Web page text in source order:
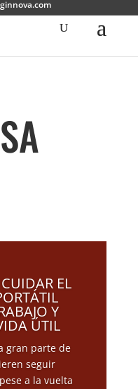
EL
Y
ÚTIL
gran parte de
seguir
a la vuelta